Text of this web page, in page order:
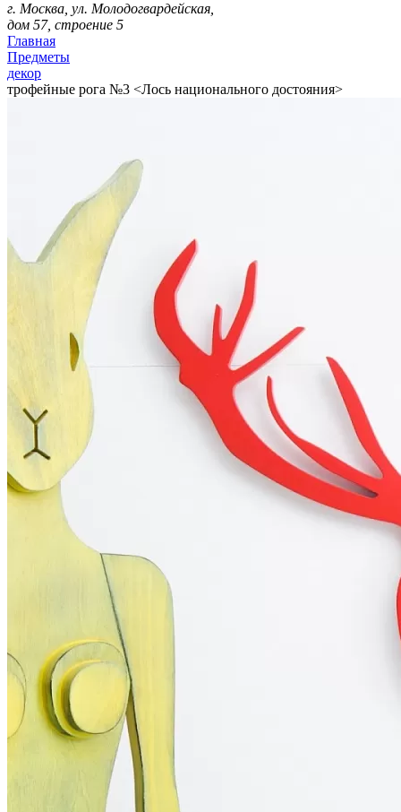
г. Москва, ул. Молодогвардейская,
дом 57, строение 5
Главная
Предметы
декор
трофейные рога №3 <Лось национального достояния>